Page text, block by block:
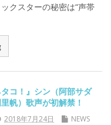
クスターの秘密は“声帯
コ！』シン（阿部サダ
帆）歌声が初解禁！
2018年7月24日
NEWS